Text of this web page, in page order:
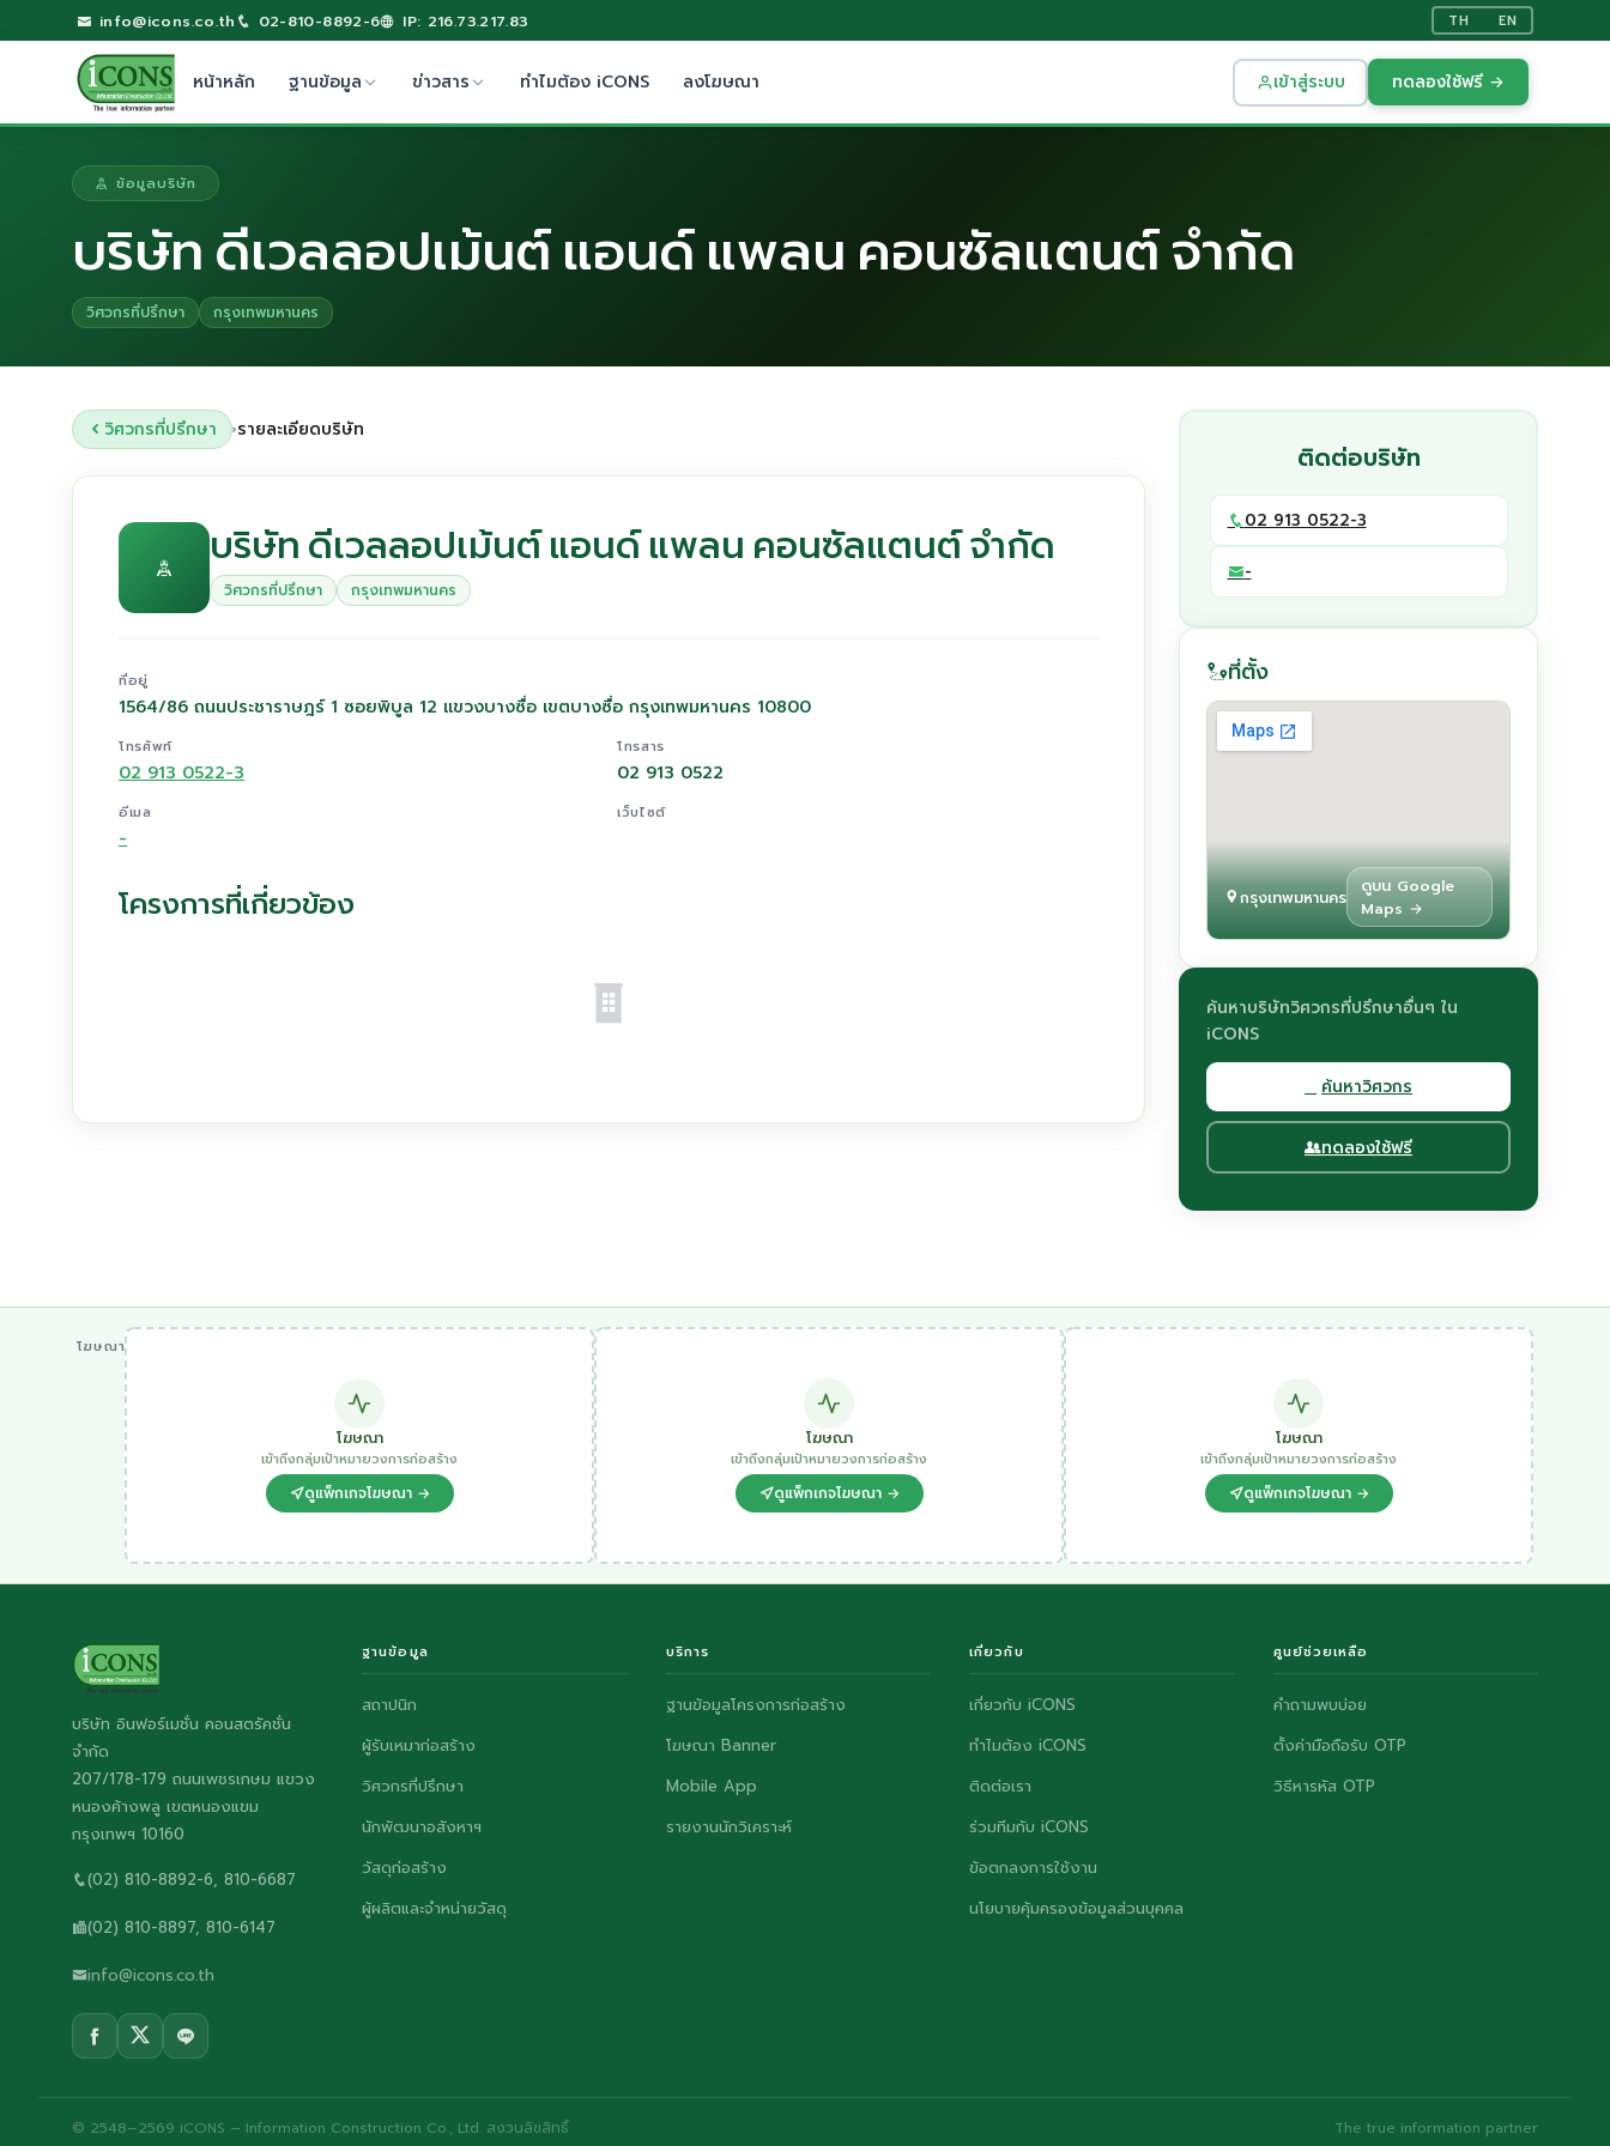
info@icons.co.th 02-810-8892-6 IP: 216.73.217.83 TH EN
หน้าหลัก ฐานข้อมูล ข่าวสาร ทำไมต้อง iCONS ลงโฆษณา เข้าสู่ระบบ ทดลองใช้ฟรี →
ข้อมูลบริษัท
บริษัท ดีเวลลอปเม้นต์ แอนด์ แพลน คอนซัลแตนต์ จำกัด
วิศวกรที่ปรึกษา กรุงเทพมหานคร
วิศวกรที่ปรึกษา ›รายละเอียดบริษัท
บริษัท ดีเวลลอปเม้นต์ แอนด์ แพลน คอนซัลแตนต์ จำกัด
วิศวกรที่ปรึกษา กรุงเทพมหานคร
ที่อยู่
1564/86 ถนนประชาราษฎร์ 1 ซอยพิบูล 12 แขวงบางซื่อ เขตบางซื่อ กรุงเทพมหานคร 10800
โทรศัพท์
02 913 0522-3
โทรสาร
02 913 0522
อีเมล
-
เว็บไซต์
โครงการที่เกี่ยวข้อง
ติดต่อบริษัท
02 913 0522-3
-
ที่ตั้ง
กรุงเทพมหานคร
ดูบน Google
Maps →
ค้นหาบริษัทวิศวกรที่ปรึกษาอื่นๆ ใน
iCONS
ค้นหาวิศวกร
ทดลองใช้ฟรี
โฆษณา
โฆษณา
เข้าถึงกลุ่มเป้าหมายวงการก่อสร้าง
ดูแพ็กเกจโฆษณา →
โฆษณา
เข้าถึงกลุ่มเป้าหมายวงการก่อสร้าง
ดูแพ็กเกจโฆษณา →
โฆษณา
เข้าถึงกลุ่มเป้าหมายวงการก่อสร้าง
ดูแพ็กเกจโฆษณา →
บริษัท อินฟอร์เมชั่น คอนสตรัคชั่น
จำกัด
207/178-179 ถนนเพชรเกษม แขวง
หนองค้างพลู เขตหนองแขม
กรุงเทพฯ 10160
(02) 810-8892-6, 810-6687
(02) 810-8897, 810-6147
info@icons.co.th
ฐานข้อมูล
สถาปนิก
ผู้รับเหมาก่อสร้าง
วิศวกรที่ปรึกษา
นักพัฒนาอสังหาฯ
วัสดุก่อสร้าง
ผู้ผลิตและจำหน่ายวัสดุ
บริการ
ฐานข้อมูลโครงการก่อสร้าง
โฆษณา Banner
Mobile App
รายงานนักวิเคราะห์
เกี่ยวกับ
เกี่ยวกับ iCONS
ทำไมต้อง iCONS
ติดต่อเรา
ร่วมทีมกับ iCONS
ข้อตกลงการใช้งาน
นโยบายคุ้มครองข้อมูลส่วนบุคคล
ศูนย์ช่วยเหลือ
คำถามพบบ่อย
ตั้งค่ามือถือรับ OTP
วิธีหารหัส OTP
© 2548–2569 iCONS – Information Construction Co., Ltd. สงวนลิขสิทธิ์ The true information partner